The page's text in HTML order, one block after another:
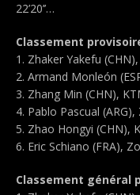
22’20’’…
Classement
1. Zhaker Yakefu (CHN),
2. Armand Monleón
3. Zhang Min (CHN),
4. Pablo Pascual (ARG),
5. Zhao Hongyi (CHN),
6. Eric Schiano (FRA),
Classement général